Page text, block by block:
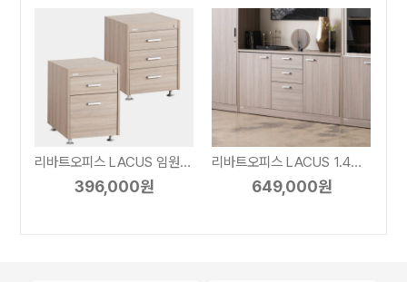
리바트오피스 LACUS 임원서랍
396,000원
리바트오피스 LACUS 1.4M 크레덴자
649,000원